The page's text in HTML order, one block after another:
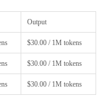
Output
$30.00 / 1M tokens
$30.00 / 1M tokens
$30.00 / 1M tokens